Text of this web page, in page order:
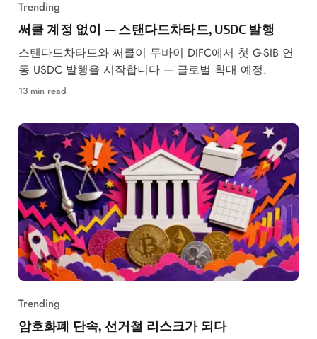
Trending
써클 계정 없이 — 스탠다드차타드, USDC 발행
스탠다드차타드와 써클이 두바이 DIFC에서 첫 G-SIB 연
동 USDC 발행을 시작합니다 — 글로벌 확대 예정.
13 min read
Trending
암호화폐 단속, 선거철 리스크가 되다